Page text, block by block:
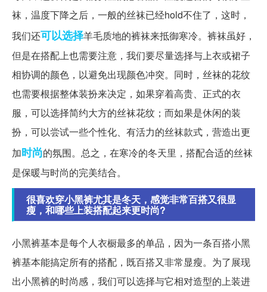
袜，温度下降之后，一般的丝袜已经hold不住了，这时，
我们还可以选择羊毛质地的裤袜来抵御寒冷。裤袜虽好，
但是在搭配上也需要注意，我们要尽量选择与上衣或裙子
相协调的颜色，以避免出现颜色冲突。同时，丝袜的花纹
也需要根据整体装扮来决定，如果穿着高贵、正式的衣
服，可以选择简约大方的丝袜花纹；而如果是休闲的装
扮，可以尝试一些个性化、有活力的丝袜款式，营造出更
加时尚的氛围。总之，在寒冷的冬天里，搭配合适的丝袜
是保暖与时尚的完美结合。
很喜欢穿小黑裤尤其是冬天，感觉非常百搭又很显
瘦，和哪些上装搭配起来更时尚?
小黑裤基本是每个人衣橱最多的单品，因为一条百搭小黑
裤基本能搞定所有的搭配，既百搭又非常显瘦。为了展现
出小黑裤的时尚感，我们可以选择与它相对造型的上装进